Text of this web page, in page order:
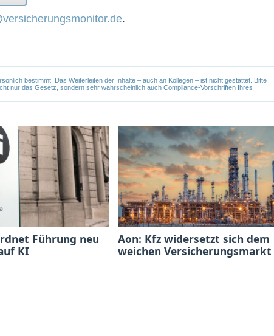
.
bestimmt. Das Weiterleiten der Inhalte – auch an Kollegen – ist nicht gestattet. Bitte
nur das Gesetz, sondern sehr wahrscheinlich auch Compliance-Vorschriften Ihres
Führung neu
KI
Aon: Kfz widersetzt sich dem
weichen Versicherungsmarkt